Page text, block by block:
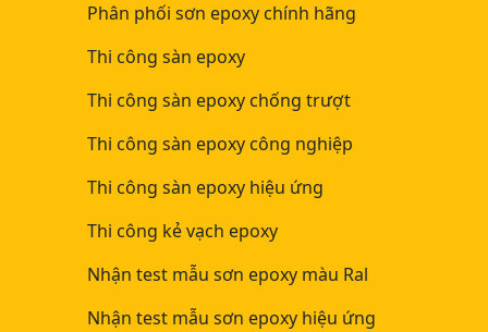
Phân phối sơn epoxy chính hãng
Thi công sàn epoxy
Thi công sàn epoxy chống trượt
Thi công sàn epoxy công nghiệp
Thi công sàn epoxy hiệu ứng
Thi công kẻ vạch epoxy
Nhận test mẫu sơn epoxy màu Ral
Nhận test mẫu sơn epoxy hiệu ứng